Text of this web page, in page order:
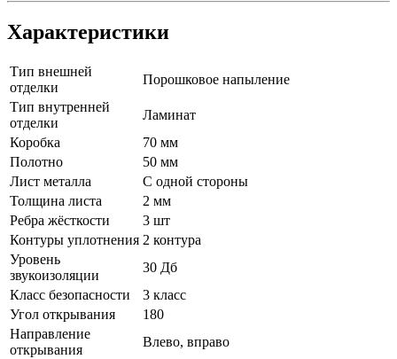
Характеристики
Тип внешней
отделки
Порошковое напыление
Тип внутренней
отделки
Ламинат
Коробка
70 мм
Полотно
50 мм
Лист металла
С одной стороны
Толщина листа
2 мм
Ребра жёсткости
3 шт
Контуры уплотнения 2 контура
Уровень
звукоизоляции
30 Дб
Класс безопасности
3 класс
Угол открывания
180
Направление
открывания
Влево, вправо